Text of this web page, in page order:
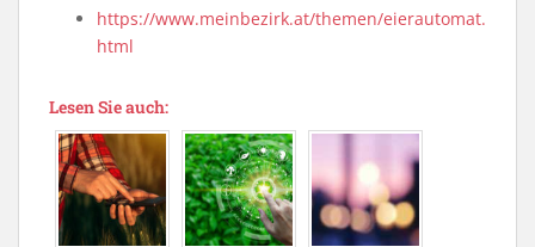
https://www.meinbezirk.at/themen/eierautomat.
html
Lesen Sie auch: